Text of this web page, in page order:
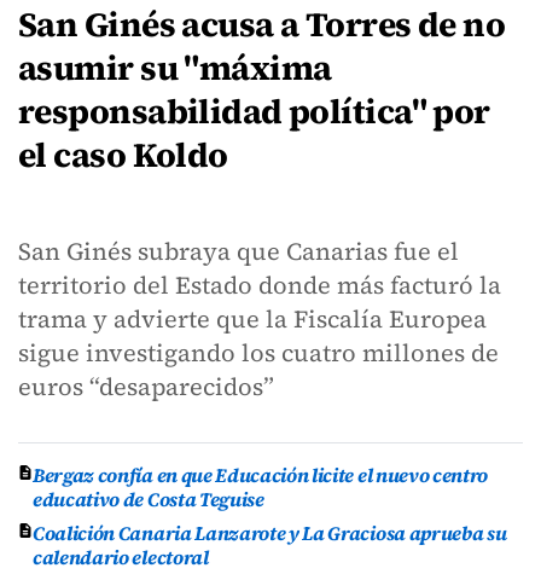
San Ginés acusa a Torres de no
asumir su "máxima
responsabilidad política" por
el caso Koldo
San Ginés subraya que Canarias fue el
territorio del Estado donde más facturó la
trama y advierte que la Fiscalía Europea
sigue investigando los cuatro millones de
euros “desaparecidos”
Bergaz confía en que Educación licite el nuevo centro
educativo de Costa Teguise
Coalición Canaria Lanzarote y La Graciosa aprueba su
calendario electoral